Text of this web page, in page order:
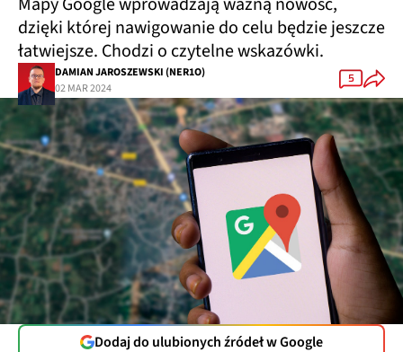
dzięki której nawigowanie do celu będzie jeszcze
łatwiejsze. Chodzi o czytelne wskazówki.
DAMIAN JAROSZEWSKI (NER1O)
02 MAR 2024
5
Dodaj do ulubionych źródeł w Google